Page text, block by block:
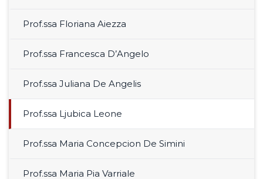
Prof.ssa Floriana Aiezza
Prof.ssa Francesca D’Angelo
Prof.ssa Juliana De Angelis
Prof.ssa Ljubica Leone
Prof.ssa Maria Concepcion De Simini
Prof.ssa Maria Pia Varriale